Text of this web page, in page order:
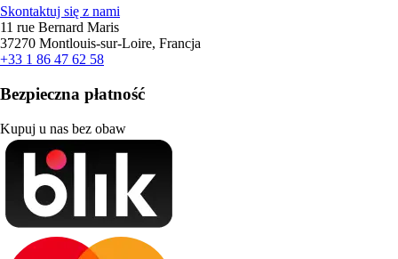
Skontaktuj się z nami
11 rue Bernard Maris
37270 Montlouis-sur-Loire, Francja
+33 1 86 47 62 58
Bezpieczna płatność
Kupuj u nas bez obaw